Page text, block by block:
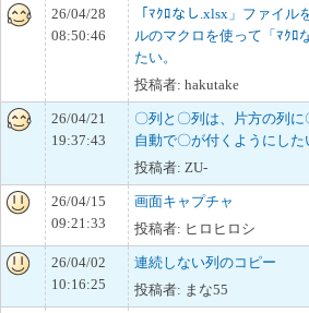
26/04/28
08:50:46
「ﾏｸﾛなし.xlsx」ファイル
ルのマクロを使って「ﾏｸﾛ
たい。
投稿者: hakutake
26/04/21
19:37:43
〇列と〇列は、片方の列
自動で〇が付くようにした
投稿者: ZU-
26/04/15
09:21:33
画面キャプチャ
投稿者: ヒロヒロシ
26/04/02
10:16:25
連続しない列のコピー
投稿者: まな55